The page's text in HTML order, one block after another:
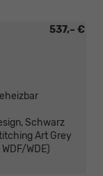
537,– €
Schwarz
Art Grey
WDE)